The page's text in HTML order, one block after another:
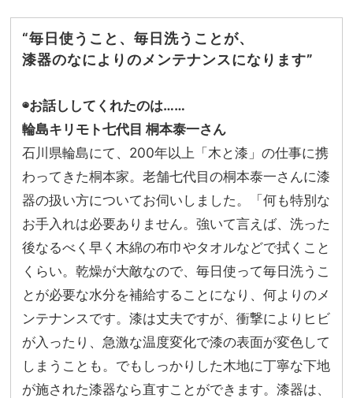
“毎日使うこと、毎日洗うことが、
漆器のなによりのメンテナンスになります”
◉お話ししてくれたのは……
輪島キリモト七代目 桐本泰一さん
石川県輪島にて、200年以上「木と漆」の仕事に携
わってきた桐本家。老舗七代目の桐本泰一さんに漆
器の扱い方についてお伺いしました。「何も特別な
お手入れは必要ありません。強いて言えば、洗った
後なるべく早く木綿の布巾やタオルなどで拭くこと
くらい。乾燥が大敵なので、毎日使って毎日洗うこ
とが必要な水分を補給することになり、何よりのメ
ンテナンスです。漆は丈夫ですが、衝撃によりヒビ
が入ったり、急激な温度変化で漆の表面が変色して
しまうことも。でもしっかりした木地に丁寧な下地
が施された漆器なら直すことができます。漆器は、